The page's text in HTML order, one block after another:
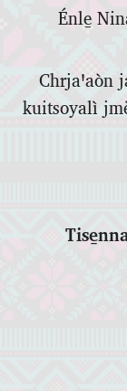
Énle̱
Chrjaꞌaòn
kuitsoyalì